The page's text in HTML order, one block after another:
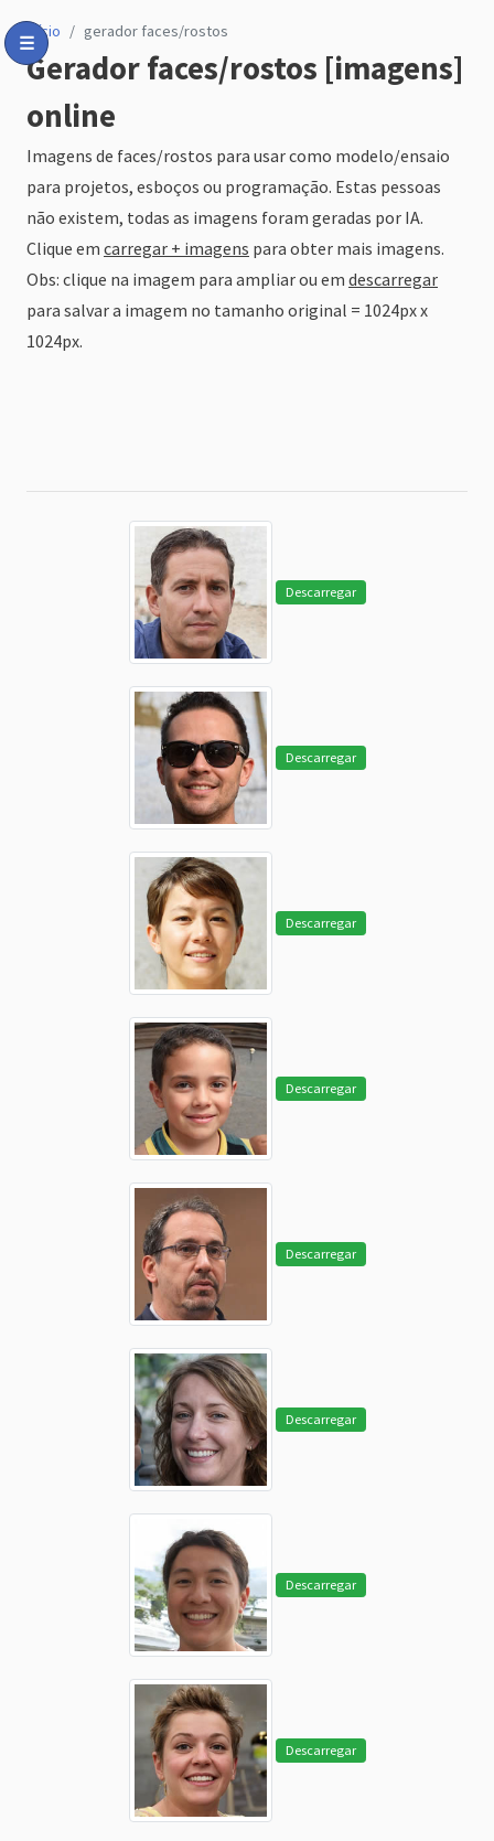
☰
Toggle Menu
início gerador faces/rostos
Gerador faces/rostos [imagens]
online
Imagens de faces/rostos para usar como modelo/ensaio
para projetos, esboços ou programação. Estas pessoas
não existem, todas as imagens foram geradas por IA.
Clique em carregar + imagens para obter mais imagens.
Obs: clique na imagem para ampliar ou em descarregar
para salvar a imagem no tamanho original = 1024px x
1024px.
Descarregar
Descarregar
Descarregar
Descarregar
Descarregar
Descarregar
Descarregar
Descarregar